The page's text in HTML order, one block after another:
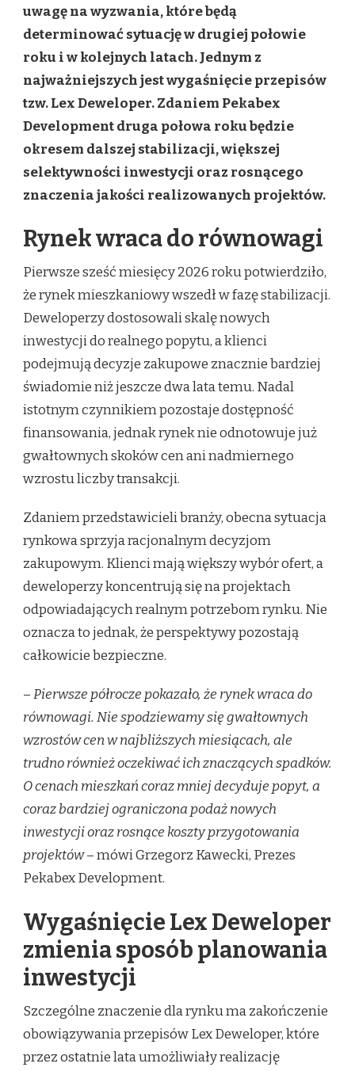
uwagę na wyzwania, które będą
determinować sytuację w drugiej połowie
roku i w kolejnych latach. Jednym z
najważniejszych jest wygaśnięcie przepisów
tzw. Lex Deweloper. Zdaniem Pekabex
Development druga połowa roku będzie
okresem dalszej stabilizacji, większej
selektywności inwestycji oraz rosnącego
znaczenia jakości realizowanych projektów.
Rynek wraca do równowagi
Pierwsze sześć miesięcy 2026 roku potwierdziło,
że rynek mieszkaniowy wszedł w fazę stabilizacji.
Deweloperzy dostosowali skalę nowych
inwestycji do realnego popytu, a klienci
podejmują decyzje zakupowe znacznie bardziej
świadomie niż jeszcze dwa lata temu. Nadal
istotnym czynnikiem pozostaje dostępność
finansowania, jednak rynek nie odnotowuje już
gwałtownych skoków cen ani nadmiernego
wzrostu liczby transakcji.
Zdaniem przedstawicieli branży, obecna sytuacja
rynkowa sprzyja racjonalnym decyzjom
zakupowym. Klienci mają większy wybór ofert, a
deweloperzy koncentrują się na projektach
odpowiadających realnym potrzebom rynku. Nie
oznacza to jednak, że perspektywy pozostają
całkowicie bezpieczne.
–Pierwsze półrocze pokazało, że rynek wraca do
równowagi. Nie spodziewamy się gwałtownych
wzrostów cen w najbliższych miesiącach, ale
trudno również oczekiwać ich znaczących spadków.
O cenach mieszkań coraz mniej decyduje popyt, a
coraz bardziej ograniczona podaż nowych
inwestycji oraz rosnące koszty przygotowania
projektów– mówi Grzegorz Kawecki, Prezes
Pekabex Development.
Wygaśnięcie Lex Deweloper
zmienia sposób planowania
inwestycji
Szczególne znaczenie dla rynku ma zakończenie
obowiązywania przepisów Lex Deweloper, które
przez ostatnie lata umożliwiały realizację